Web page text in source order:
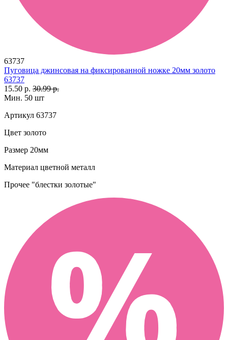
63737
Пуговица джинсовая на фиксированной ножке 20мм золото
63737
15.50 р. 30.99 р.
Мин. 50 шт
Артикул 63737
Цвет золото
Размер 20мм
Материал цветной металл
Прочее "блестки золотые"